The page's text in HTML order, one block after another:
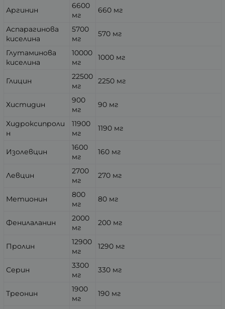
Аргинин
6600
мг
660 мг
Аспарагинова
киселина
5700
мг
570 мг
Глутаминова
киселина
10000
мг
1000 мг
Глицин
22500
мг
2250 мг
Хистидин
900
мг
90 мг
Хидроксипроли
н
11900
мг
1190 мг
Изолевцин
1600
мг
160 мг
Левцин
2700
мг
270 мг
Метионин
800
мг
80 мг
Фенилаланин
2000
мг
200 мг
Пролин
12900
мг
1290 мг
Серин
3300
мг
330 мг
Треонин
1900
мг
190 мг